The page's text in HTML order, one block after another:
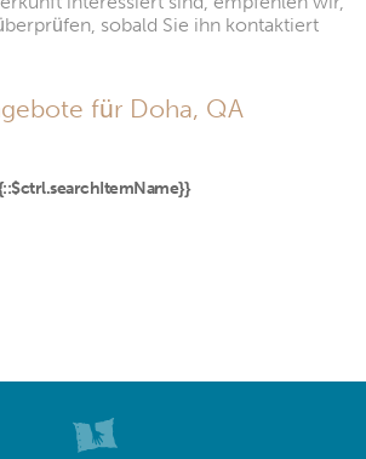
sobald Sie ihn kontaktiert
für Doha, QA